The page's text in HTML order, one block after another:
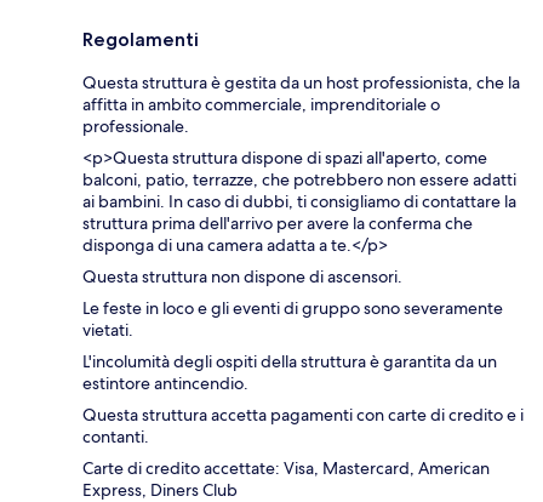
Regolamenti
Questa struttura è gestita da un host professionista, che la
affitta in ambito commerciale, imprenditoriale o
professionale.
<p>Questa struttura dispone di spazi all'aperto, come
balconi, patio, terrazze, che potrebbero non essere adatti
ai bambini. In caso di dubbi, ti consigliamo di contattare la
struttura prima dell'arrivo per avere la conferma che
disponga di una camera adatta a te.</p>
Questa struttura non dispone di ascensori.
Le feste in loco e gli eventi di gruppo sono severamente
vietati.
L'incolumità degli ospiti della struttura è garantita da un
estintore antincendio.
Questa struttura accetta pagamenti con carte di credito e i
contanti.
Carte di credito accettate: Visa, Mastercard, American
Express, Diners Club